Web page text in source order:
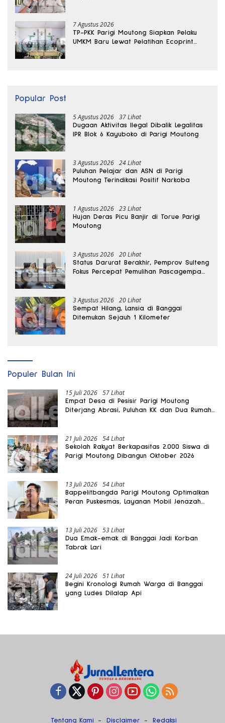
7 Agustus 2026
TP-PKK Parigi Moutong Siapkan Pelaku
UMKM Baru Lewat Pelatihan Ecoprint
Popular Post
5 Agustus 2026 37 Lihat
Dugaan Aktivitas Ilegal Dibalik Legalitas
IPR Blok 6 Kayuboko di Parigi Moutong
3 Agustus 2026 24 Lihat
Puluhan Pelajar dan ASN di Parigi
Moutong Terindikasi Positif Narkoba
1 Agustus 2026 23 Lihat
Hujan Deras Picu Banjir di Torue Parigi
Moutong
3 Agustus 2026 20 Lihat
Status Darurat Berakhir, Pemprov Sulteng
Fokus Percepat Pemulihan Pascagempa
3 Agustus 2026 20 Lihat
Sempat Hilang, Lansia di Banggai
Ditemukan Sejauh 1 Kilometer
Populer Bulan Ini
15 Juli 2026 57 Lihat
Empat Desa di Pesisir Parigi Moutong
Diterjang Abrasi, Puluhan KK dan Dua Rumah
21 Juli 2026 54 Lihat
Sekolah Rakyat Berkapasitas 2.000 Siswa di
Parigi Moutong Dibangun Oktober 2026
13 Juli 2026 54 Lihat
Bappelitbangda Parigi Moutong Optimalkan
Peran Puskesmas, Layanan Mobil Jenazah
13 Juli 2026 53 Lihat
Dua Emak-emak di Banggai Jadi Korban
Tabrak Lari
24 Juli 2026 51 Lihat
Begini Kronologi Rumah Warga di Banggai
yang Ludes Dilalap Api
Tentang Kami Disclaimer Redaksi